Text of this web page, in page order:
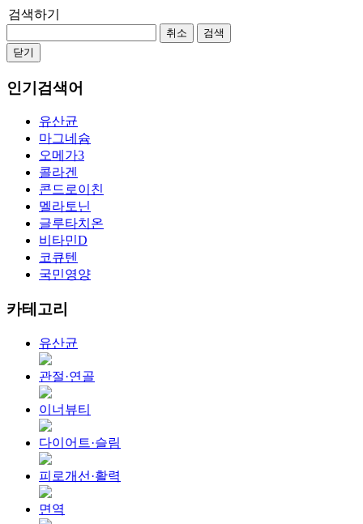
검색하기
취소
검색
닫기
인기검색어
유산균
마그네슘
오메가3
콜라겐
콘드로이친
멜라토닌
글루타치온
비타민D
코큐텐
국민영양
카테고리
유산균
관절·연골
이너뷰티
다이어트·슬림
피로개선·활력
면역